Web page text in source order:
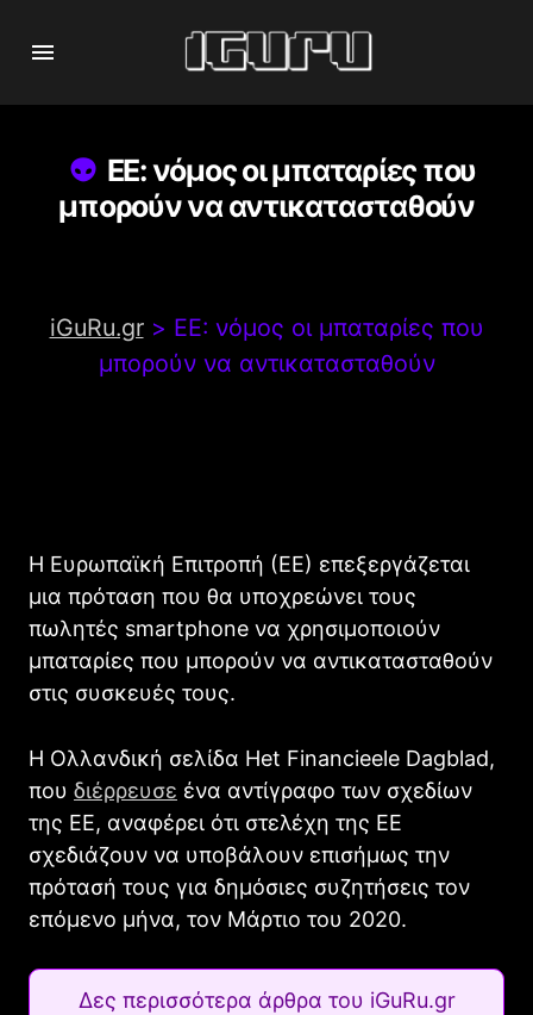
ΕΕ: νόμος οι μπαταρίες που
μπορούν να αντικατασταθούν
iGuRu.gr> ΕΕ: νόμος οι μπαταρίες που
μπορούν να αντικατασταθούν
Η Ευρωπαϊκή Επιτροπή (ΕΕ) επεξεργάζεται
μια πρόταση που θα υποχρεώνει τους
πωλητές smartphone να χρησιμοποιούν
μπαταρίες που μπορούν να αντικατασταθούν
στις συσκευές τους.
Η Ολλανδική σελίδα Het Financieele Dagblad,
που διέρρευσε ένα αντίγραφο των σχεδίων
της ΕΕ, αναφέρει ότι στελέχη της ΕΕ
σχεδιάζουν να υποβάλουν επισήμως την
πρότασή τους για δημόσιες συζητήσεις τον
επόμενο μήνα, τον Μάρτιο του 2020.
Δες περισσότερα άρθρα του iGuRu.gr